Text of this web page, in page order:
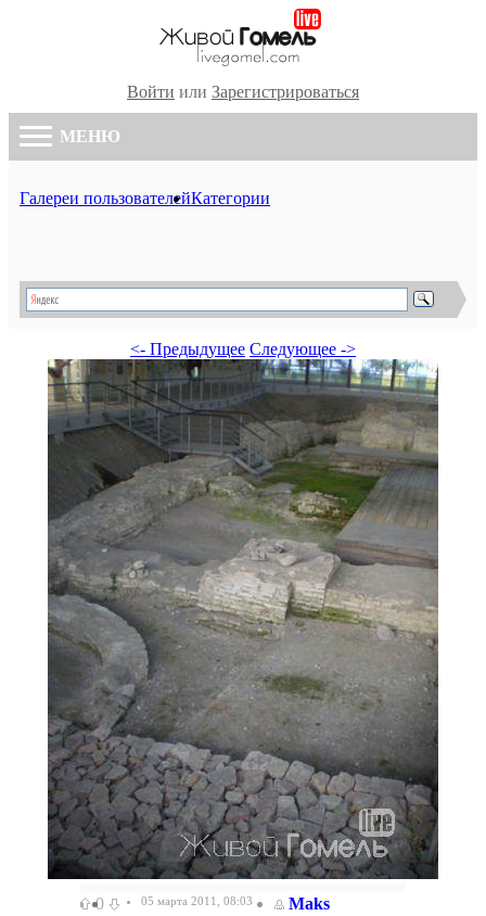
Войти или Зарегистрироваться
МЕНЮ
Галереи пользователейКатегории
<- Предыдущее Следующее ->
0 05 марта 2011, 08:03 Maks